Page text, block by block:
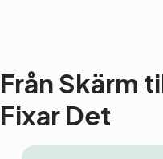
Från Skärm
Fixar Det